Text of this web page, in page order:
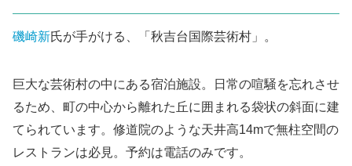
磯崎新氏が手がける、「秋吉台国際芸術村」。
巨大な芸術村の中にある宿泊施設。日常の喧騒を忘れさせ
るため、町の中心から離れた丘に囲まれる袋状の斜面に建
てられています。修道院のような天井高14mで無柱空間の
レストランは必見。予約は電話のみです。